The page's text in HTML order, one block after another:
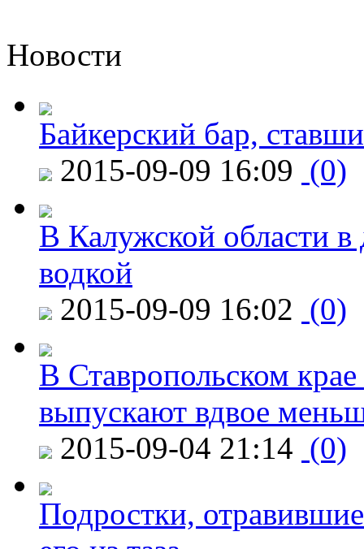
Новости
Байкерский бар,
2015-09-09 16:09 (0)
В Калужской области в
водкой
2015-09-09 16:02 (0)
В Ставропольском
выпускают вдвое
2015-09-04 21:14 (0)
Подростки,